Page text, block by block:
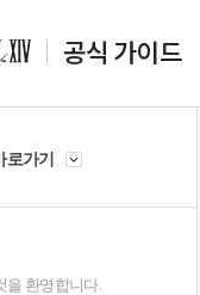
공식 가이드
가기
을 환영합니다.